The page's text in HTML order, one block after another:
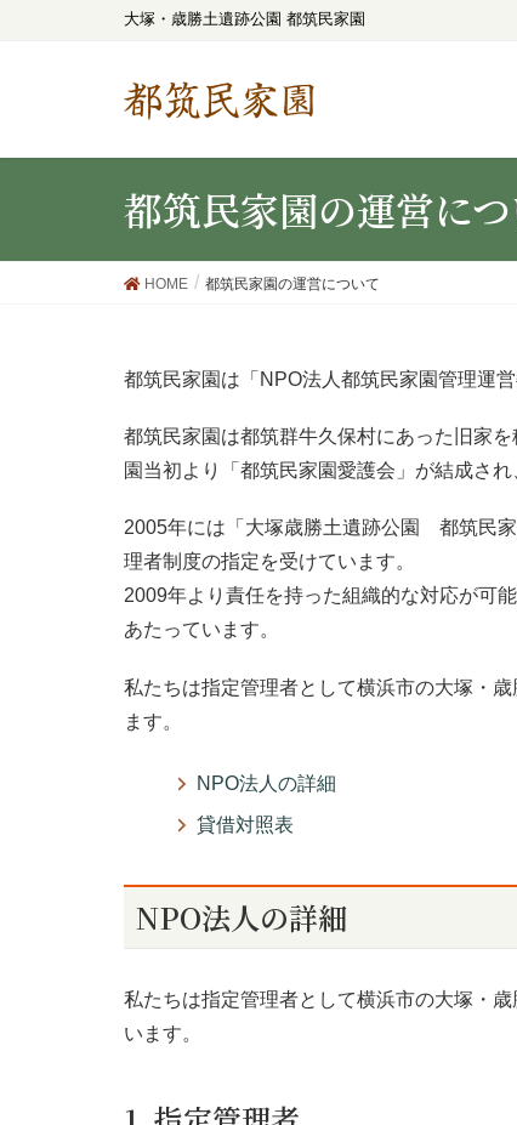
大塚・歳勝土遺跡公園 都筑民家園
都筑民家園
都筑民家園の運営に
HOME 都筑民家園の運営について
都筑民家園は「NPO法人都筑民家園管理運
都筑民家園は都筑群牛久保村にあった旧家
園当初より「都筑民家園愛護会」が結成さ
2005年には「大塚歳勝土遺跡公園 都筑民
理者制度の指定を受けています。
2009年より責任を持った組織的な対応が可
あたっています。
私たちは指定管理者として横浜市の大塚・
ます。
NPO法人の詳細
貸借対照表
NPO法人の詳細
私たちは指定管理者として横浜市の大塚・
います。